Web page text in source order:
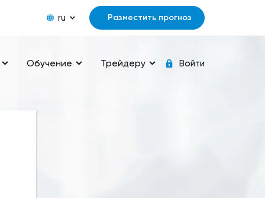
ru Разместить прогноз
Обучение Трейдеру Войти